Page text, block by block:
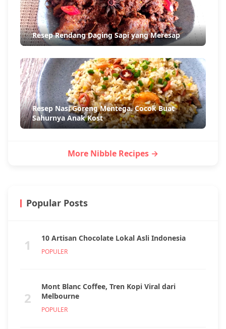
Resep Rendang Daging Sapi yang Meresap
Resep Nasi Goreng Mentega. Cocok Buat
Sahurnya Anak Kost
More Nibble Recipes →
Popular Posts
1 10 Artisan Chocolate Lokal Asli Indonesia
POPULER
2
Mont Blanc Coffee, Tren Kopi Viral dari
Melbourne
POPULER